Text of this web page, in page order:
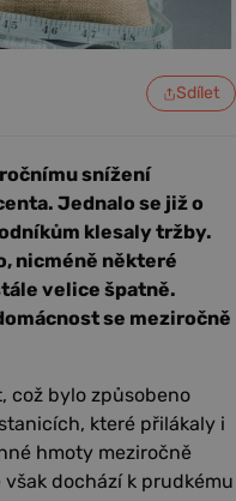
Sdílet
snížení
Jednalo se již o
klesaly tržby.
nicméně některé
velice špatně.
se meziročně
což bylo způsobeno
které přilákaly i
hmoty meziročně
dochází k prudkému